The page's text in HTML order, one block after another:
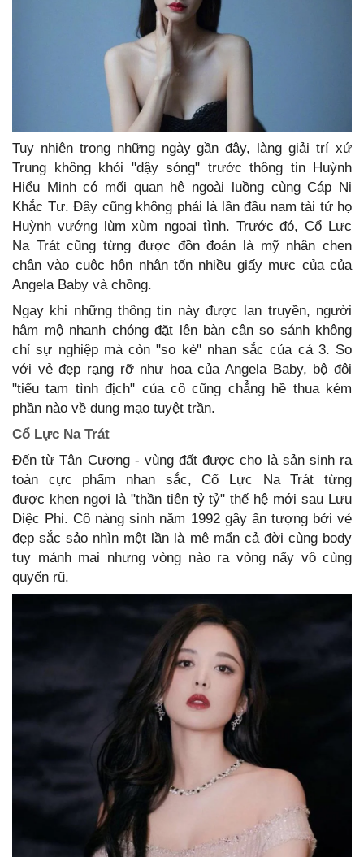
Tuy nhiên trong những ngày gần đây, làng giải trí xứ
Trung không khỏi "dậy sóng" trước thông tin Huỳnh
Hiểu Minh có mối quan hệ ngoài luồng cùng Cáp Ni
Khắc Tư. Đây cũng không phải là lần đầu nam tài tử họ
Huỳnh vướng lùm xùm ngoại tình. Trước đó, Cổ Lực
Na Trát cũng từng được đồn đoán là mỹ nhân chen
chân vào cuộc hôn nhân tốn nhiều giấy mực của của
Angela Baby và chồng.
Ngay khi những thông tin này được lan truyền, người
hâm mộ nhanh chóng đặt lên bàn cân so sánh không
chỉ sự nghiệp mà còn "so kè" nhan sắc của cả 3. So
với vẻ đẹp rạng rỡ như hoa của Angela Baby, bộ đôi
"tiểu tam tình địch" của cô cũng chẳng hề thua kém
phần nào về dung mạo tuyệt trần.
Cổ Lực Na Trát
Đến từ Tân Cương - vùng đất được cho là sản sinh ra
toàn cực phẩm nhan sắc, Cổ Lực Na Trát từng
được khen ngợi là "thần tiên tỷ tỷ" thế hệ mới sau Lưu
Diệc Phi. Cô nàng sinh năm 1992 gây ấn tượng bởi vẻ
đẹp sắc sảo nhìn một lần là mê mẩn cả đời cùng body
tuy mảnh mai nhưng vòng nào ra vòng nấy vô cùng
quyến rũ.